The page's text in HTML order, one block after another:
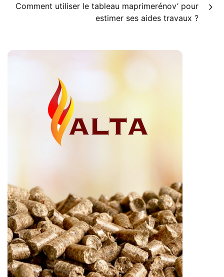
Comment utiliser le tableau maprimerénov’ pour
estimer ses aides travaux ?